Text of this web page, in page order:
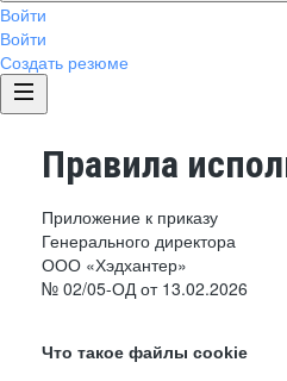
Войти
Войти
Создать резюме
Правила
Приложение к приказу
Генерального директора
ООО «Хэдхантер»
№ 02/05-ОД от 13.02.2026
Что такое файлы cookie